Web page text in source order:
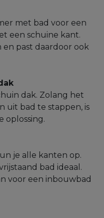
met bad voor een
een schuine kant.
past daardoor ook
dak. Zolang het
uit bad te stappen, is
oplossing.
je alle kanten op.
bad ideaal.
voor een inbouwbad